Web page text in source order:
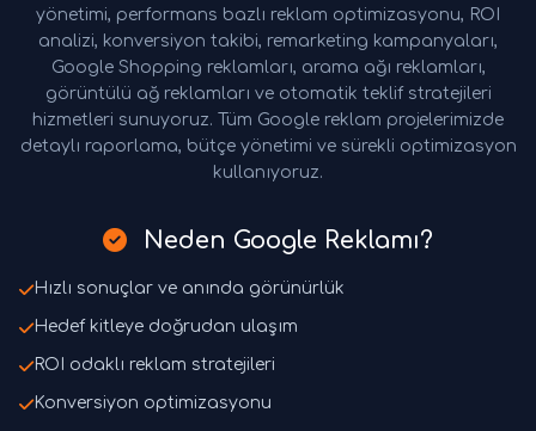
yönetimi, performans bazlı reklam optimizasyonu, ROI
analizi, konversiyon takibi, remarketing kampanyaları,
Google Shopping reklamları, arama ağı reklamları,
görüntülü ağ reklamları ve otomatik teklif stratejileri
hizmetleri sunuyoruz. Tüm Google reklam projelerimizde
detaylı raporlama, bütçe yönetimi ve sürekli optimizasyon
kullanıyoruz.
Neden Google Reklamı?
Hızlı sonuçlar ve anında görünürlük
Hedef kitleye doğrudan ulaşım
ROI odaklı reklam stratejileri
Konversiyon optimizasyonu